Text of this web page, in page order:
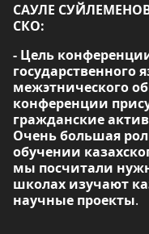
САУЛЕ
СКО:
- Цель
государственного
межэтнического
конференции
гражданские
Очень большая
обучении
мы посчитали
школах изучают
научные проекты.